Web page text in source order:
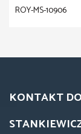
ROY-MS-10906
KONTAKT